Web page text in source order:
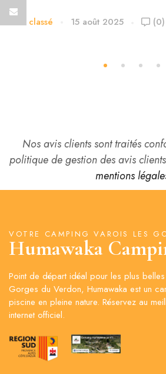
Non classé 15 août 2025 (0)
Nos avis clients sont traités
politique de gestion des avis
mentions
VOTRE CAMPING VAROIS LES
Humawaka
Point de départ idéal pour les plus
Gorges du Verdon, Humawaka est un
piscine en pleine nature. Réservez au
internet officiel.